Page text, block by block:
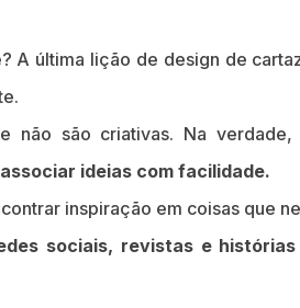
A última lição de design de
não são criativas. Na
ideias com facilidade.
inspiração em coisas que
sociais, revistas e